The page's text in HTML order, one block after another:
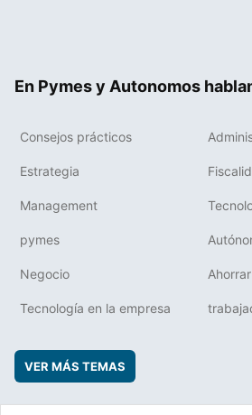
En Pymes y Autonomos
Consejos prácticos
Estrategia
Management
pymes
Negocio
Tecnología en la empresa
VER MÁS TEMAS